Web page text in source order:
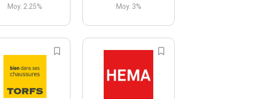
Moy. 2.25% Moy. 3%